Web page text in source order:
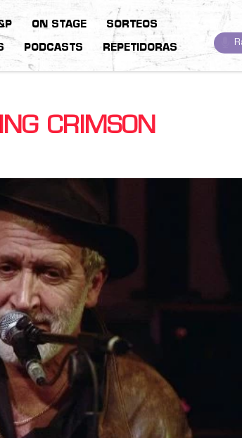
ON STAGE SORTEOS
PODCASTS REPETIDORAS
CRIMSON